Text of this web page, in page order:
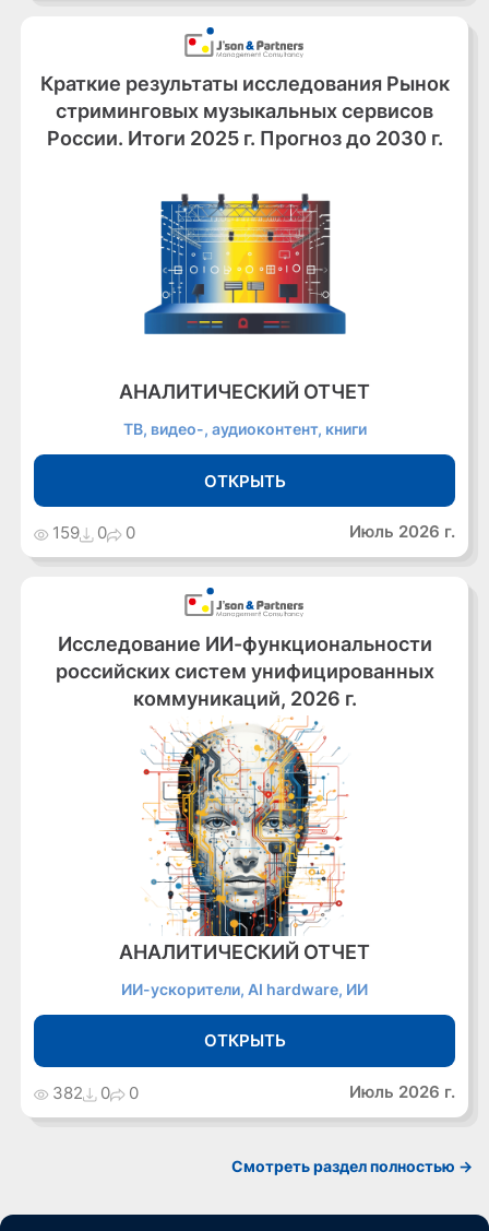
Краткие результаты исследования Рынок
стриминговых музыкальных сервисов
России. Итоги 2025 г. Прогноз до 2030 г.
АНАЛИТИЧЕСКИЙ ОТЧЕТ
ТВ, видео-, аудиоконтент, книги
ОТКРЫТЬ
159 0 0 Июль 2026 г.
Исследование ИИ-функциональности
российских систем унифицированных
коммуникаций, 2026 г.
АНАЛИТИЧЕСКИЙ ОТЧЕТ
ИИ-ускорители, AI hardware, ИИ
ОТКРЫТЬ
382 0 0 Июль 2026 г.
Cмотреть раздел полностью ->